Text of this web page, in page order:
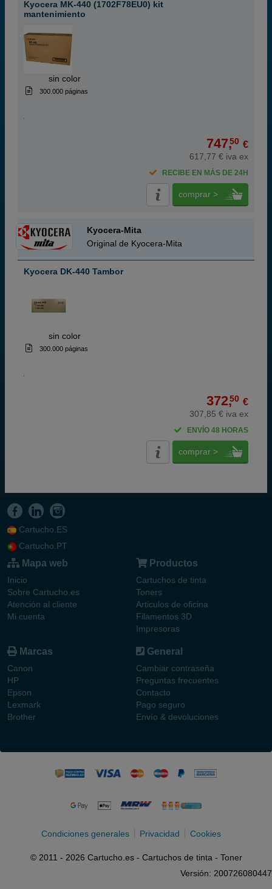
Kyocera MK-440 (1702F78EU0) kit
mantenimiento
sin color
300.000 páginas
747,50 €
617,77 € iva ex
RECIBE EN MÁS DE 24H
comprar >
Kyocera-Mita
Original de Kyocera-Mita
Kyocera DK-440 Tambor
sin color
300.000 páginas
372,50 €
307,85 € iva ex
ENVÍO 48 HORAS
comprar >
Cartucho.ES
Cartucho.PT
Mapa web
Inicio
Sobre Cartucho.es
Atención al cliente
Mi cuenta
Productos
Cartuchos de tinta
Toners
Articulos de oficina
Filamentos 3D
Impresoras
Marcas
Canon
HP
Epson
Lexmark
Brother
General
Cambiar contraseña
Preguntas frecuentes
Contacto
Pago seguro
Envío & devoluciones
Condiciones generales Privacidad Cookies
© 2011 - 2026 Cartucho.es - Cartuchos de tinta - Toner
Versión: 200726080447